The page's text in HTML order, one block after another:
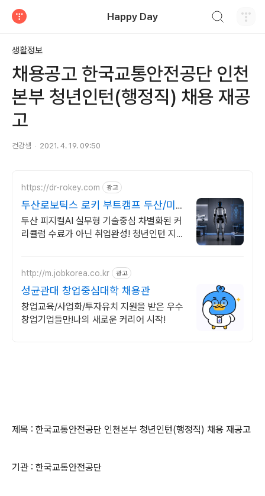
Happy Day
생활정보
채용공고 한국교통안전공단 인천
본부 청년인턴(행정직) 채용 재공
고
건강샘 2021. 4. 19. 09:50
https://dr-rokey.com 광고
두산로보틱스 로키 부트캠프 두산/미
국 기업 인턴쉽
두산 피지컬AI 실무형 기술중심 차별화된 커
리큘럼 수료가 아닌 취업완성! 청년인턴 지능
http://m.jobkorea.co.kr 광고
성균관대 창업중심대학 채용관
창업교육/사업화/투자유치 지원을 받은 우수
창업기업들만!나의 새로운 커리어 시작!
제목 : 한국교통안전공단 인천본부 청년인턴(행정직) 채용 재공고
기관 : 한국교통안전공단